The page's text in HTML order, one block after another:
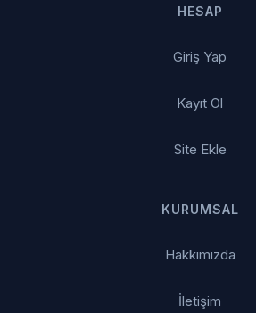
HESAP
Giriş Yap
Kayıt Ol
Site Ekle
KURUMSAL
Hakkımızda
İletişim